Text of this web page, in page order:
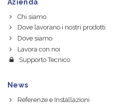
Azienda
Chi siamo
Dove lavorano i nostri prodotti
Dove siamo
Lavora con noi
Supporto Tecnico
News
Referenze e Installazioni